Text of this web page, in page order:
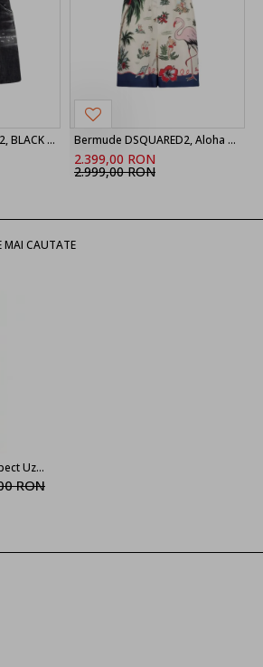
Bermude DSQUARED2, BLACK ‘Marine’ denim shorts Bermude DSQUARED2, Aloha Souvenir Boxer Shorts
2.399,00 RON
2.999,00 RON
MAI CAUTATE
Jeans DSQUARED2, Aspect Uzat, Cool Guy
RON